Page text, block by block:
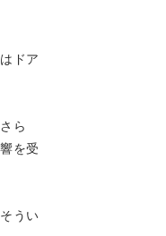
ドア
ら
を受
うい